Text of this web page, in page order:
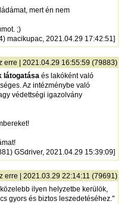
mert én nem
;)
macikupac, 2021.04.29 17:42:51]
erre | 2021.04.29 16:55:59 (79883)
látogatása és lakóként való
Az intézménybe való
védettségi igazolvány
GSdriver, 2021.04.29 15:39:09]
erre | 2021.03.29 22:14:11 (79691)
ilyen helyzetbe kerülök,
gyors és biztos leszedetéséhez."